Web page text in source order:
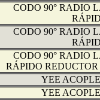
CODO 90° RADIO
CODO 90° RADIO
CODO 90° RADIO
RÁPIDO
YEE
YEE